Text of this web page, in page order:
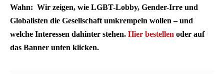
Wahn: Wir zeigen, wie LGBT-Lobby, Gender-Irre und
Globalisten die Gesellschaft umkrempeln wollen – und
welche Interessen dahinter stehen. Hier bestellen oder auf
das Banner unten klicken.